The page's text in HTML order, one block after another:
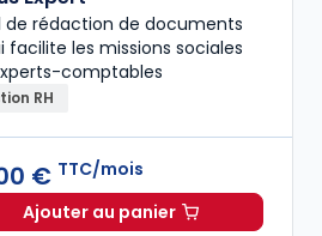
de rédaction de documents
facilite les missions sociales
comptables
RH
€ TTC/mois
Ajouter au panierOppus Expert à 121,00 €